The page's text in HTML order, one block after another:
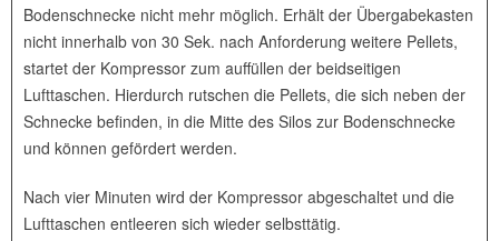
Bodenschnecke nicht mehr möglich. Erhält der Übergabekasten
nicht innerhalb von 30 Sek. nach Anforderung weitere Pellets,
startet der Kompressor zum auffüllen der beidseitigen
Lufttaschen. Hierdurch rutschen die Pellets, die sich neben der
Schnecke befinden, in die Mitte des Silos zur Bodenschnecke
und können gefördert werden.
Nach vier Minuten wird der Kompressor abgeschaltet und die
Lufttaschen entleeren sich wieder selbsttätig.